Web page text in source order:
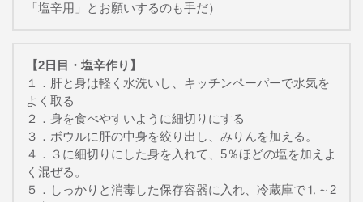
「塩辛用」とお願いするのも手だ）
【2日目・塩辛作り】
１．肝と身は軽く水洗いし、キッチンペーパーで水気を
よく取る
２．身を食べやすいように細切りにする
３．ボウルに肝の中身を絞り出し、みりんを加える。
４．３に細切りにした身を入れて、5％ほどの塩を加えよ
く混ぜる。
５．しっかりと消毒した保存容器に入れ、冷蔵庫で⒈～2